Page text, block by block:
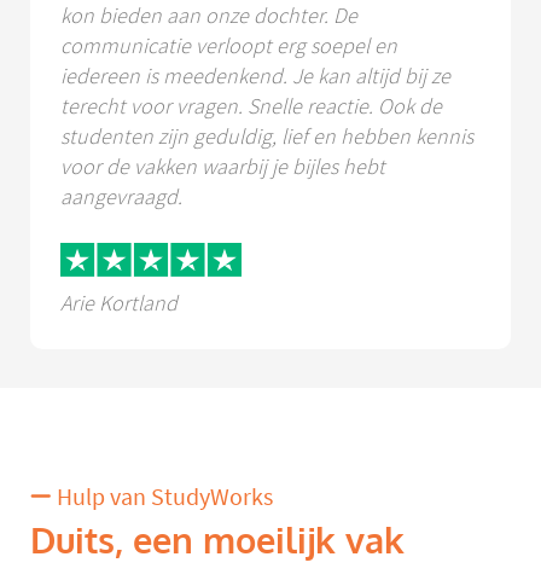
kon bieden aan onze dochter. De
communicatie verloopt erg soepel en
iedereen is meedenkend. Je kan altijd bij ze
terecht voor vragen. Snelle reactie. Ook de
studenten zijn geduldig, lief en hebben kennis
voor de vakken waarbij je bijles hebt
aangevraagd.
Arie Kortland
Hulp van StudyWorks
Duits, een moeilijk vak